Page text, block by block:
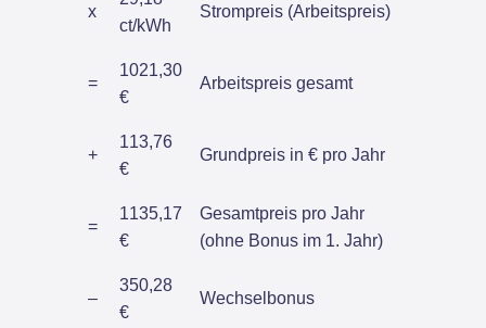
x
ct/kWh
Strompreis (Arbeitspreis)
=
1021,30
€
Arbeitspreis gesamt
+
113,76
€
Grundpreis in € pro Jahr
=
1135,17
€
Gesamtpreis pro Jahr
(ohne Bonus im 1. Jahr)
–
350,28
€
Wechselbonus